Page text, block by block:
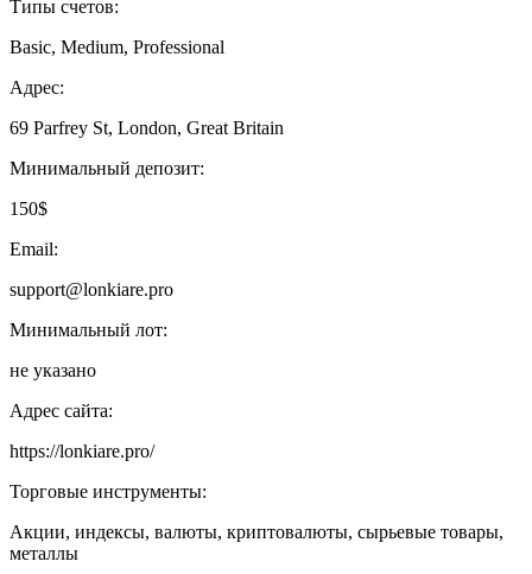
Типы счетов:
Basic, Medium, Professional
Адрес:
69 Parfrey St, London, Great Britain
Минимальный депозит:
150$
Email:
support@lonkiare.pro
Минимальный лот:
не указано
Адрес сайта:
https://lonkiare.pro/
Торговые инструменты:
Акции, индексы, валюты, криптовалюты, сырьевые товары,
металлы